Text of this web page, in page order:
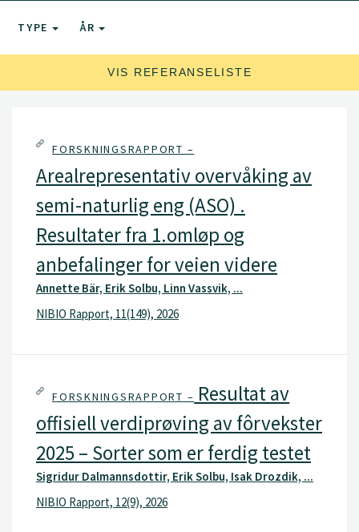
TYPE ÅR
VIS REFERANSELISTE
FORSKNINGSRAPPORT –
Arealrepresentativ overvåking av
semi-naturlig eng (ASO) .
Resultater fra 1.omløp og
anbefalinger for veien videre
Annette Bär, Erik Solbu, Linn Vassvik, ...
NIBIO Rapport, 11(149), 2026
FORSKNINGSRAPPORT – Resultat av
offisiell verdiprøving av fôrvekster
2025 – Sorter som er ferdig testet
Sigridur Dalmannsdottir, Erik Solbu, Isak Drozdik, ...
NIBIO Rapport, 12(9), 2026